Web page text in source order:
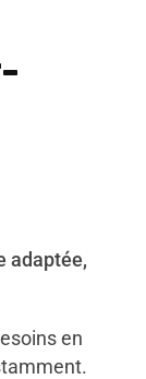
adaptée,
en